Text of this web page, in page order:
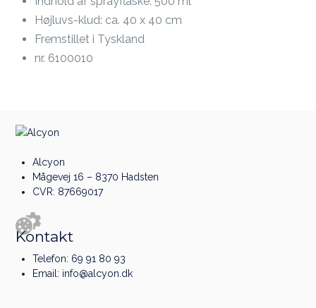
Højluvs-klud: ca. 40 x 40 cm
Fremstillet i Tyskland
nr. 6100010
Alcyon
Mågevej 16 – 8370 Hadsten
CVR: 87669017
Kontakt
Telefon: 69 91 80 93
Email: info@alcyon.dk